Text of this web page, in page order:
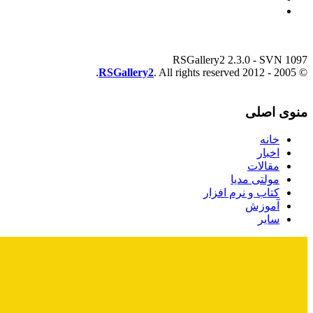
RSGallery2 2.3.0 - SVN 1097
© 2005 - 2012
RSGallery2. All rights reserved.
منوی اصلی
خانه
اخبار
مقالات
مولتی مدیا
کتاب و نرم افزار
آموزش
سایر